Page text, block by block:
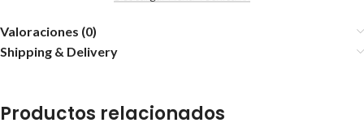
Valoraciones (0)
Shipping & Delivery
Productos relacionados